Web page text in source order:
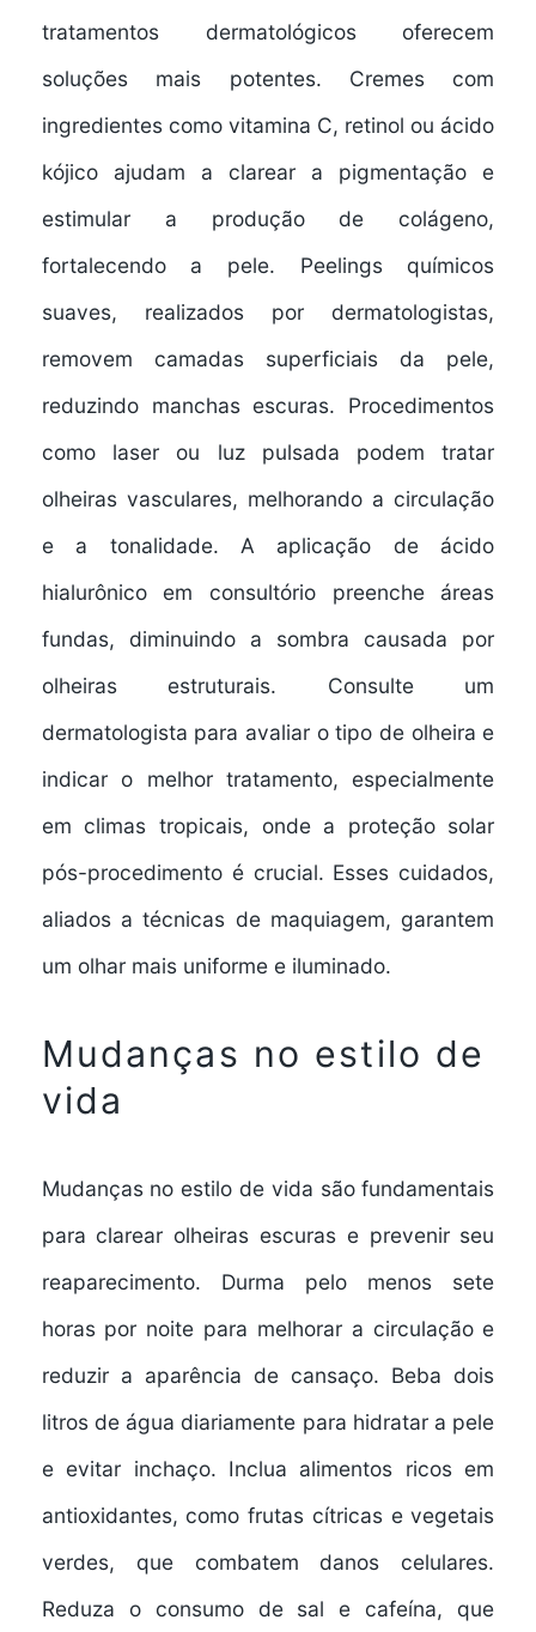
tratamentos dermatológicos oferecem
soluções mais potentes. Cremes com
ingredientes como vitamina C, retinol ou ácido
kójico ajudam a clarear a pigmentação e
estimular a produção de colágeno,
fortalecendo a pele. Peelings químicos
suaves, realizados por dermatologistas,
removem camadas superficiais da pele,
reduzindo manchas escuras. Procedimentos
como laser ou luz pulsada podem tratar
olheiras vasculares, melhorando a circulação
e a tonalidade. A aplicação de ácido
hialurônico em consultório preenche áreas
fundas, diminuindo a sombra causada por
olheiras estruturais. Consulte um
dermatologista para avaliar o tipo de olheira e
indicar o melhor tratamento, especialmente
em climas tropicais, onde a proteção solar
pós-procedimento é crucial. Esses cuidados,
aliados a técnicas de maquiagem, garantem
um olhar mais uniforme e iluminado.
Mudanças no estilo de
vida
Mudanças no estilo de vida são fundamentais
para clarear olheiras escuras e prevenir seu
reaparecimento. Durma pelo menos sete
horas por noite para melhorar a circulação e
reduzir a aparência de cansaço. Beba dois
litros de água diariamente para hidratar a pele
e evitar inchaço. Inclua alimentos ricos em
antioxidantes, como frutas cítricas e vegetais
verdes, que combatem danos celulares.
Reduza o consumo de sal e cafeína, que